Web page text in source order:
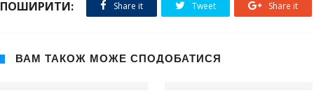
ПОШИРИТИ: Share it Tweet Share it
ВАМ ТАКОЖ МОЖЕ СПОДОБАТИСЯ